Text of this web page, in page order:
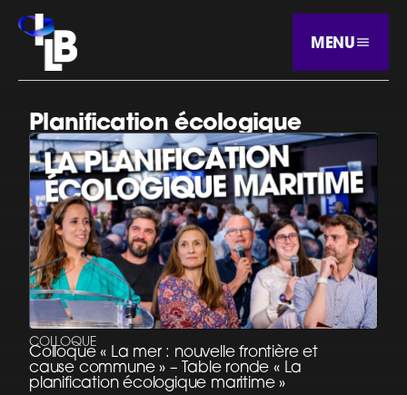
MENU
Planification écologique
COLLOQUE
Colloque « La mer : nouvelle frontière et
cause commune » – Table ronde « La
planification écologique maritime »